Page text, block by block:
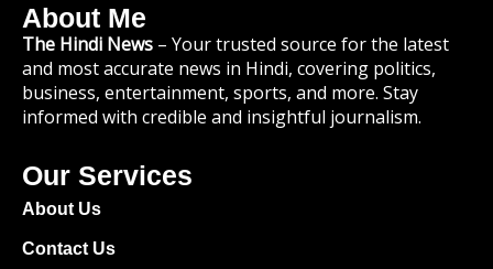
About Me
The Hindi News – Your trusted source for the latest
and most accurate news in Hindi, covering politics,
business, entertainment, sports, and more. Stay
informed with credible and insightful journalism.
Our Services
About Us
Contact Us